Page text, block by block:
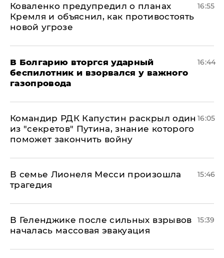
Коваленко предупредил о планах
Кремля и объяснил, как противостоять
новой угрозе
16:55
В Болгарию вторгся ударный
беспилотник и взорвался у важного
газопровода
16:44
Командир РДК Капустин раскрыл один
из "секретов" Путина, знание которого
поможет закончить войну
16:05
В семье Лионеля Месси произошла
трагедия
15:46
В Геленджике после сильных взрывов
началась массовая эвакуация
15:39